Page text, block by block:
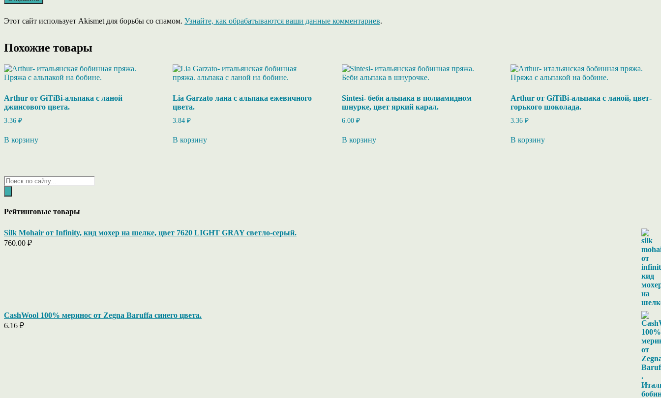
Этот сайт использует Akismet для борьбы со спамом. Узнайте, как обрабатываются ваши данные комментариев.
Похожие товары
Arthur от GiTiBi-альпака с ланой
джинсового цвета.
3.36 ₽
В корзину
Lia Garzato лана с альпака ежевичного
цвета.
3.84₽
В корзину
Sintesi- беби альпака в полиамидном
шнурке, цвет яркий карал.
6.00 ₽
В корзину
Arthur от GiTiBi-альпака с ланой, цвет-
горького шоколада.
3.36 ₽
В корзину
Поиск
товаров
Рейтинговые товары
Silk Mohair от Infinity, кид мохер на шелке, цвет 7620 LIGHT GRAY светло-серый.
760.00 ₽
CashWool 100% меринос от Zegna Baruffa синего цвета.
6.16 ₽